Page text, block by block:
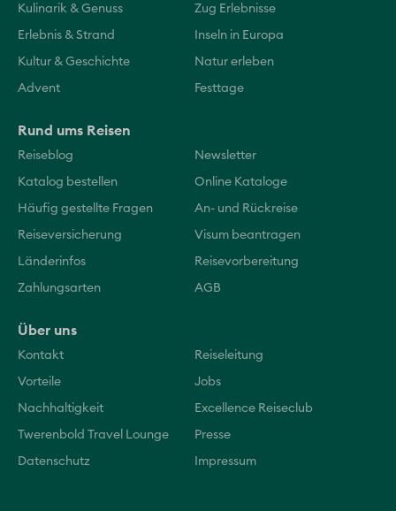
Kulinarik & Genuss Zug Erlebnisse
Erlebnis & Strand Inseln in Europa
Kultur & Geschichte Natur erleben
Advent Festtage
Rund ums Reisen
Reiseblog Newsletter
Katalog bestellen Online Kataloge
Häufig gestellte Fragen An- und Rückreise
Reiseversicherung Visum beantragen
Länderinfos Reisevorbereitung
Zahlungsarten AGB
Über uns
Kontakt Reiseleitung
Vorteile Jobs
Nachhaltigkeit Excellence Reiseclub
Twerenbold Travel Lounge Presse
Datenschutz Impressum